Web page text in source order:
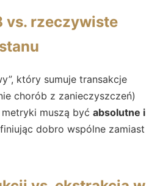
vs. rzeczywiste
który sumuje transakcje
chorób z zanieczyszczeń)
muszą być absolutne i
dobro wspólne zamiast